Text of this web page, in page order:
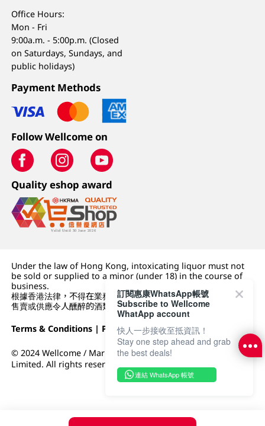
Office Hours:
Mon - Fri
9:00a.m. - 5:00p.m. (Closed
on Saturdays, Sundays, and
public holidays)
Payment Methods
Follow Wellcome on
Quality eshop award
Under the law of Hong Kong, intoxicating liquor must not
be sold or supplied to a minor (under 18) in the course of
business.
根據香港法律，不得在業務過程中，向未成年人 (18 歲以下人士)
售賣或供應令人醺醉的酒類。
Terms & Conditions | Privacy Policy|DFI Retail Group
© 2024 Wellcome / Market Place. The Dairy Farm Company
Limited. All rights reserved.
訂閱惠康WhatsApp帳號
Subscribe to Wellcome
WhatApp account
快人一步接收至抵資訊！
Stay one step ahead and grab
the best deals!
連結 WhatsApp 帳號